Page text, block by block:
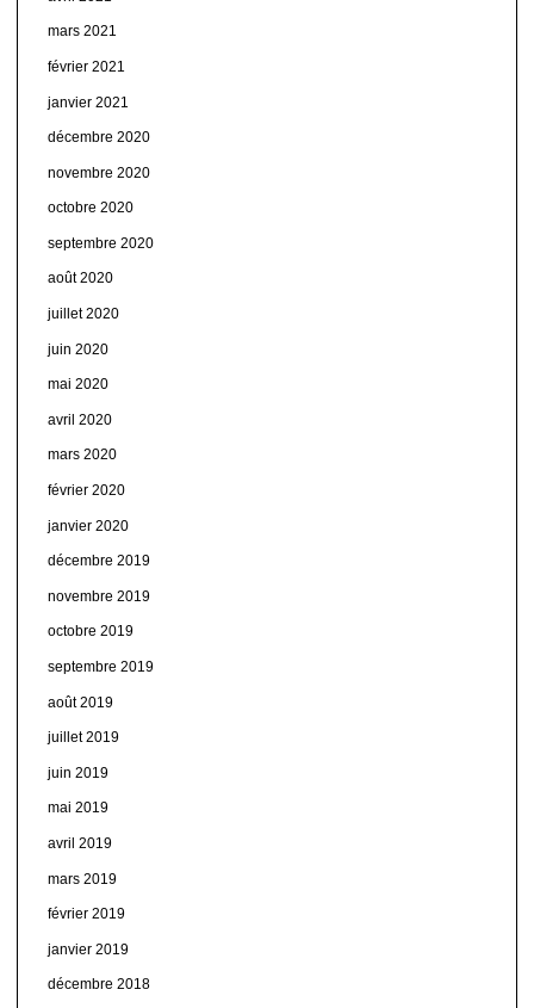
mars 2021
février 2021
janvier 2021
décembre 2020
novembre 2020
octobre 2020
septembre 2020
août 2020
juillet 2020
juin 2020
mai 2020
avril 2020
mars 2020
février 2020
janvier 2020
décembre 2019
novembre 2019
octobre 2019
septembre 2019
août 2019
juillet 2019
juin 2019
mai 2019
avril 2019
mars 2019
février 2019
janvier 2019
décembre 2018